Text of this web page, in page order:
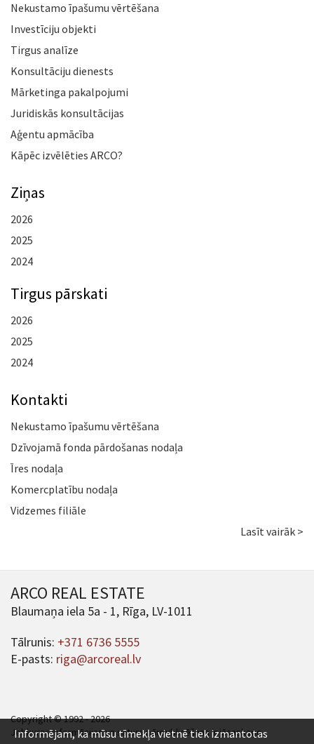
Nekustamo īpašumu vērtēšana
Investīciju objekti
Tirgus analīze
Konsultāciju dienests
Mārketinga pakalpojumi
Juridiskās konsultācijas
Aģentu apmācība
Kāpēc izvēlēties ARCO?
Ziņas
2026
2025
2024
Tirgus pārskati
2026
2025
2024
Kontakti
Nekustamo īpašumu vērtēšana
Dzīvojamā fonda pārdošanas nodaļa
Īres nodaļa
Komercplatību nodaļa
Vidzemes filiāle
Lasīt vairāk >
ARCO REAL ESTATE
Blaumaņa iela 5a - 1, Rīga, LV-1011
Tālrunis: +371 6736 5555
E-pasts: riga@arcoreal.lv
Copyright © 1992 - 2026
Jebkuras informācijas un satura pārpublicēšana ir jāsaskaņo.
Informējam, ka mūsu tīmekļa vietnē tiek izmantotas